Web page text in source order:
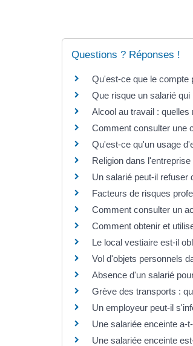
Questions ? Réponses !
Qu'est-ce que le compte
Que risque un salarié
Alcool au travail :
Comment consulter une
Qu'est-ce qu'un usage
Religion dans
Un salarié peut-il refuser
Facteurs de risques
Comment consulter un
Comment obtenir et
Le local vestiaire est-il
Vol d'objets personnels
Absence d'un salarié
Grève des transports :
Un employeur peut-il
Une salariée enceinte a-
Une salariée enceinte